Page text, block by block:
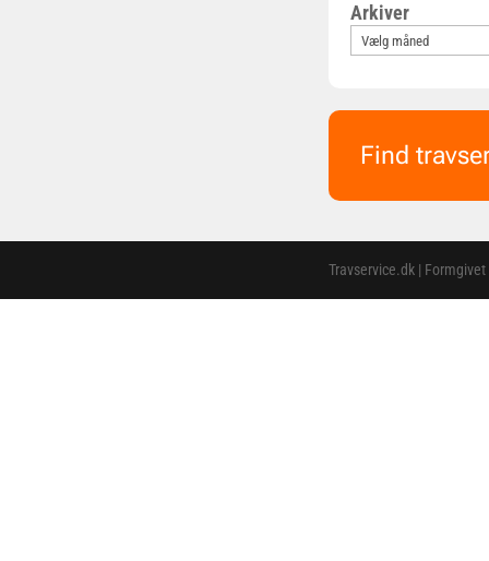
Arkiver
Find
Travservice.dk |